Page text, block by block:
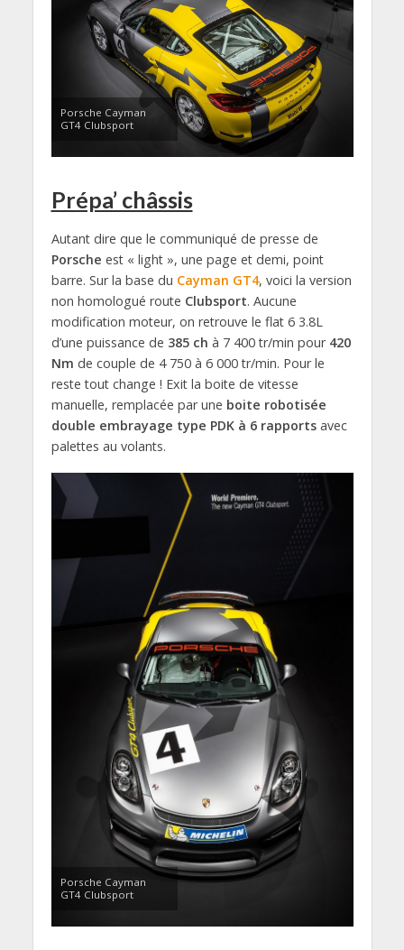
Porsche Cayman
GT4 Clubsport
Prépa’ châssis
Autant dire que le communiqué de presse de
Porsche est « light », une page et demi, point
barre. Sur la base du Cayman GT4, voici la version
non homologué route Clubsport. Aucune
modification moteur, on retrouve le flat 6 3.8L
d’une puissance de 385 ch à 7 400 tr/min pour 420
Nm de couple de 4 750 à 6 000 tr/min. Pour le
reste tout change ! Exit la boite de vitesse
manuelle, remplacée par une boite robotisée
double embrayage type PDK à 6 rapportsavec
palettes au volants.
Porsche Cayman
GT4 Clubsport